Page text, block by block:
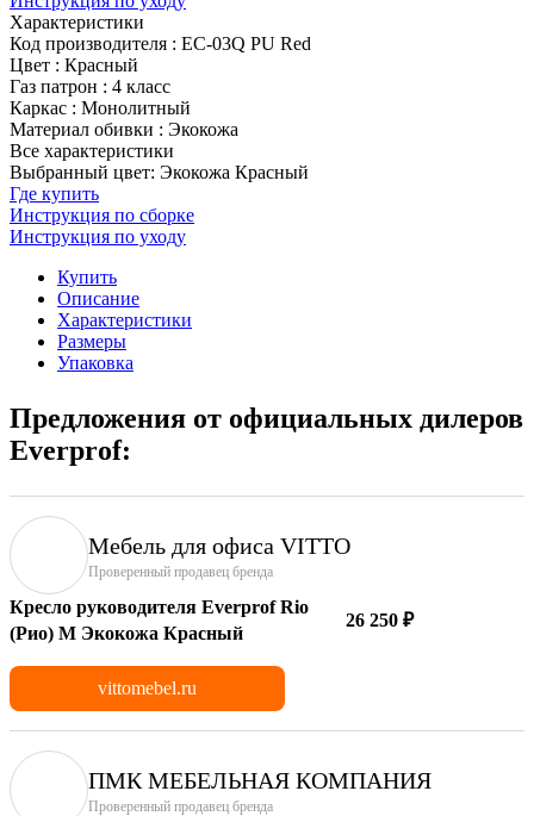
Характеристики
Код производителя : EC-03Q PU Red
Цвет : Красный
Газ патрон : 4 класс
Каркас : Монолитный
Материал обивки : Экокожа
Все характеристики
Выбранный цвет: Экокожа Красный
Где купить
Инструкция по сборке
Инструкция по уходу
Купить
Описание
Характеристики
Размеры
Упаковка
Предложения от официальных дилеров
Everprof:
Мебель для офиса VITTO
Проверенный продавец бренда
Кресло руководителя Everprof Rio
(Рио) M Экокожа Красный
26 250 ₽
vittomebel.ru
ПМК МЕБЕЛЬНАЯ КОМПАНИЯ
Проверенный продавец бренда